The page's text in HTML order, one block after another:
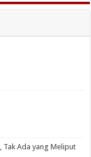
Tak Ada yang Meliput